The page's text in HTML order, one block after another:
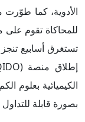
للمحاكاة تقوم على
الكيميائية بعلوم
بصورة قابلة للتداول